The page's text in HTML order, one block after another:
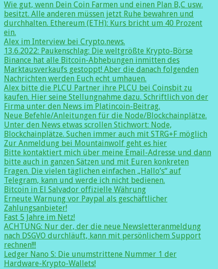
Wie gut, wenn Dein Coin Farmen und einen Plan B,C usw.
besitzt. Alle anderen müssen jetzt Ruhe bewahren und
durchhalten. Ethereum (ETH): Kurs bricht um 40 Prozent
ein.
Alex im Interview bei Crypto.news.
13.6.2022: Paukenschlag: Die weltgrößte Krypto-Börse
Binance hat alle Bitcoin-Abhebungen inmitten des
Marktausverkaufs gestoppt! Aber die danach folgenden
Nachrichten werden Euch echt umhauen.
Alex bitte die PLCU Partner ihre PLCU bei Coinsbit zu
kaufen. Hier seine Stellungnahme dazu. Schriftlich von der
Firma unter den News im Platincoin-Beitrag.
Neue Befehle/Anleitungen für die Node/Blockchainplätze.
Unter den News etwas scrollen Stichwort: Node,
Blockchainplätze. Suchen immer auch mit STRG+F möglich
Zur Anmeldung bei Mountainwolf geht es hier
Bitte kontaktiert mich über meine Email-Adresse und dann
bitte auch in ganzen Sätzen und mit Euren konkreten
Fragen. Die vielen täglichen einfachen „Hallo’s“ auf
Telegram, kann und werde ich nicht bedienen.
Bitcoin in El Salvador offizielle Währung
Erneute Warnung vor Paypal als geschäftlicher
Zahlungsanbieter!
Fast 5 Jahre im Netz!
ACHTUNG: Nur der, der die neue Newsletteranmeldung
nach DSGVO durchläuft, kann mit persönlichem Support
rechnen!!!
Ledger Nano S: Die unumstrittene Nummer 1 der
Hardware-Krypto-Wallets!